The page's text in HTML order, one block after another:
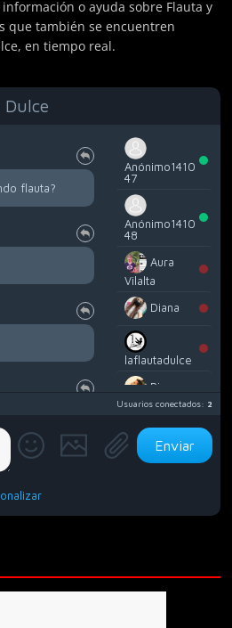
o ayuda sobre Flauta y
que también se encuentren
en tiempo real.
flauta?
Anónimo1410
47
Anónimo1410
48
Aura
Vilalta
Diana
laflautadulce
Piero
Yáñez
Usuarios conectados: 2